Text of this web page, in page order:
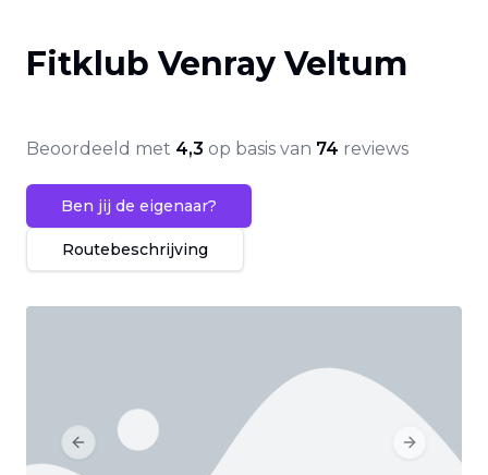
Fitklub Venray Veltum
Beoordeeld met 4,3 op basis van 74 reviews
Ben jij de eigenaar?
Routebeschrijving
Previous slide Next slide